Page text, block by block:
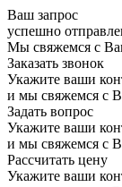
Ваш запрос
успешно
Мы свяжемся с
Заказать звонок
Укажите ваши
и мы свяжемся с
Задать вопрос
Укажите ваши
и мы свяжемся с
Рассчитать цену
Укажите ваши